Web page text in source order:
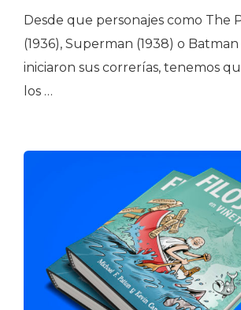
Desde que personajes como The
(1936), Superman (1938) o Batman
iniciaron sus correrías, tenemos
los …